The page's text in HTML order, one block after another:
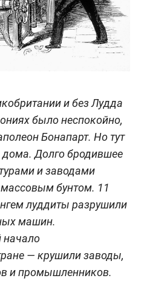
и без Лудда
было неспокойно,
Бонапарт. Но тут
дома. Долго бродившее
и заводами
бунтом. 11
луддиты разрушили
машин.
начало
— крушили заводы,
и промышленников.